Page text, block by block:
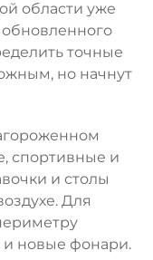
области уже
точные
но начнут
спортивные и
и столы
Для
и новые фонари.